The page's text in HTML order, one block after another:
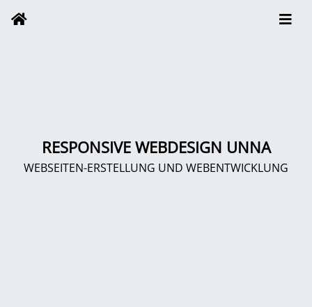
RESPONSIVE WEBDESIGN UNNA
WEBSEITEN-ERSTELLUNG UND WEBENTWICKLUNG